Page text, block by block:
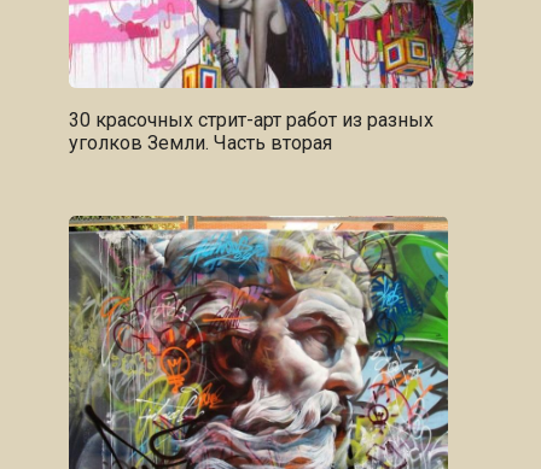
30 красочных стрит-арт работ из разных
уголков Земли. Часть вторая